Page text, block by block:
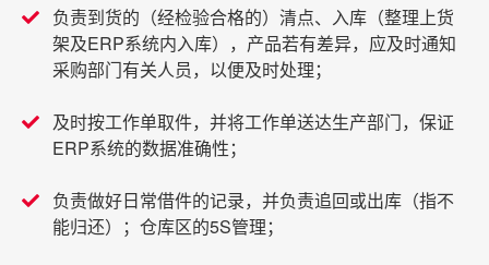
负责到货的（经检验合格的）清点、入库（整理上货
架及ERP系统内入库），产品若有差异，应及时通知
采购部门有关人员，以便及时处理；
及时按工作单取件，并将工作单送达生产部门，保证
ERP系统的数据准确性；
负责做好日常借件的记录，并负责追回或出库（指不
能归还）；仓库区的5S管理；